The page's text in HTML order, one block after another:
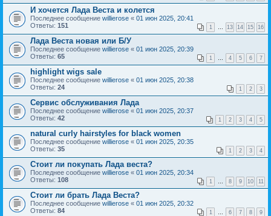
И хочется Лада Веста и колется
Последнее сообщение willierose « 01 июн 2025, 20:41
Ответы: 151 1 … 13 14 15 16
Лада Веста новая или Б/У
Последнее сообщение willierose « 01 июн 2025, 20:39
Ответы: 65 1 … 4 5 6 7
highlight wigs sale
Последнее сообщение willierose « 01 июн 2025, 20:38
Ответы: 24 1 2 3
Сервис обслуживания Лада
Последнее сообщение willierose « 01 июн 2025, 20:37
Ответы: 42 1 2 3 4 5
natural curly hairstyles for black women
Последнее сообщение willierose « 01 июн 2025, 20:35
Ответы: 35 1 2 3 4
Стоит ли покупать Лада веста?
Последнее сообщение willierose « 01 июн 2025, 20:34
Ответы: 108 1 … 8 9 10 11
Стоит ли брать Лада Веста?
Последнее сообщение willierose « 01 июн 2025, 20:32
Ответы: 84 1 … 6 7 8 9